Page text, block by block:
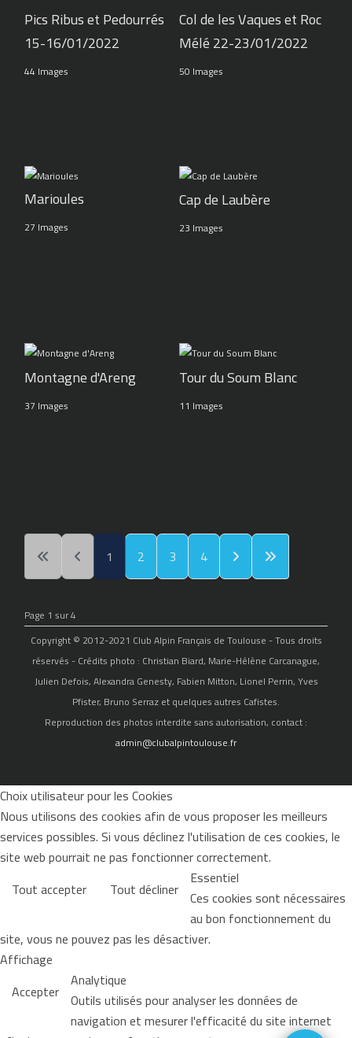
Pics Ribus et Pedourrés
15-16/01/2022
44 Images
Col de les Vaques et Roc
Mélé 22-23/01/2022
50 Images
Marioules
27 Images
Cap de Laubère
23 Images
Montagne d'Areng
37 Images
Tour du Soum Blanc
11 Images
1 2 3 4
Page 1 sur 4
Copyright © 2012-2021 Club Alpin Français de Toulouse - Tous droits
réservés - Crédits photo : Christian Biard, Marie-Hélène Carcanague,
Julien Defois, Alexandra Genesty, Fabien Mitton, Lionel Perrin, Yves
Pfister, Bruno Serraz et quelques autres Cafistes.
Reproduction des photos interdite sans autorisation, contact :
admin@clubalpintoulouse.fr
Choix utilisateur pour les Cookies
Nous utilisons des cookies afin de vous proposer les meilleurs
services possibles. Si vous déclinez l'utilisation de ces cookies, le
site web pourrait ne pas fonctionner correctement.
Tout accepter
Tout décliner Essentiel
Ces cookies sont nécessaires
au bon fonctionnement du
site, vous ne pouvez pas les désactiver.
Affichage
Accepter Analytique
Outils utilisés pour analyser les données de
navigation et mesurer l'efficacité du site internet